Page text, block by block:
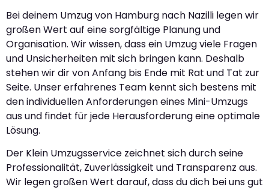
Bei deinem Umzug von Hamburg nach Nazilli legen wir
großen Wert auf eine sorgfältige Planung und
Organisation. Wir wissen, dass ein Umzug viele Fragen
und Unsicherheiten mit sich bringen kann. Deshalb
stehen wir dir von Anfang bis Ende mit Rat und Tat zur
Seite. Unser erfahrenes Team kennt sich bestens mit
den individuellen Anforderungen eines Mini-Umzugs
aus und findet für jede Herausforderung eine optimale
Lösung.
Der Klein Umzugsservice zeichnet sich durch seine
Professionalität, Zuverlässigkeit und Transparenz aus.
Wir legen großen Wert darauf, dass du dich bei uns gut